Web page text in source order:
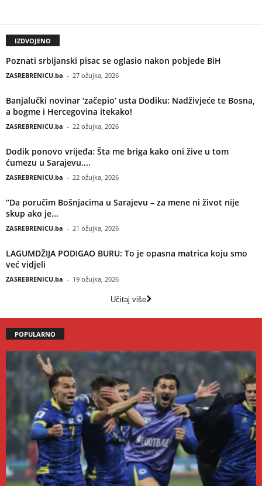
IZDVOJENO
Poznati srbijanski pisac se oglasio nakon pobjede BiH
ZASREBRENICU.ba - 27 ožujka, 2026
Banjalučki novinar ‘začepio’ usta Dodiku: Nadživjeće te Bosna,
a bogme i Hercegovina itekako!
ZASREBRENICU.ba - 22 ožujka, 2026
Dodik ponovo vrijeđa: Šta me briga kako oni žive u tom
ćumezu u Sarajevu....
ZASREBRENICU.ba - 22 ožujka, 2026
“Da poručim Bošnjacima u Sarajevu – za mene ni život nije
skup ako je...
ZASREBRENICU.ba - 21 ožujka, 2026
LAGUMDŽIJA PODIGAO BURU: To je opasna matrica koju smo
već vidjeli
ZASREBRENICU.ba - 19 ožujka, 2026
Učitaj više
POPULARNO